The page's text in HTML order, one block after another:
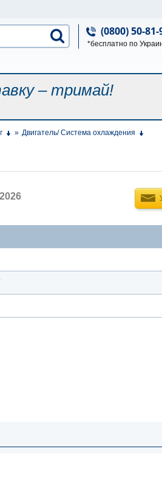
(0800) 50-81-
*бесплатно по
– тримай!
» Двигатель/ Система охлаждения